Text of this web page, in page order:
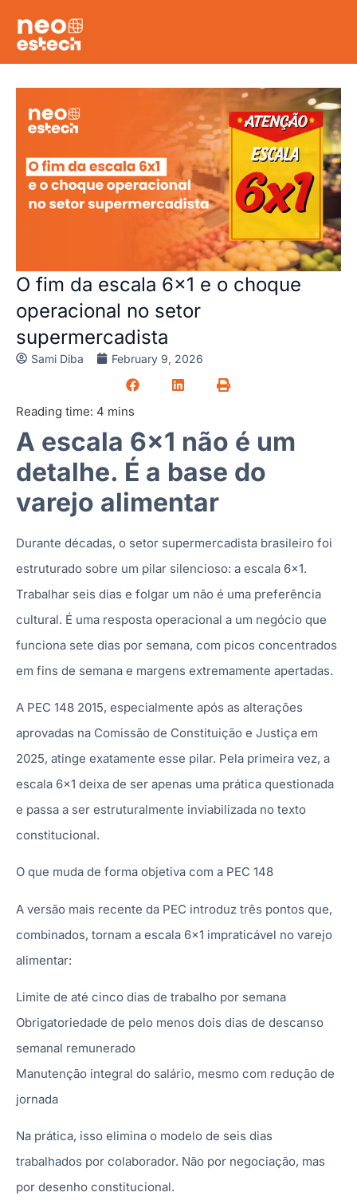
O fim da escala 6×1 e o choque
operacional no setor
supermercadista
Sami Diba February 9, 2026
Reading time: 4 mins
A escala 6×1 não é um
detalhe. É a base do
varejo alimentar
Durante décadas, o setor supermercadista brasileiro foi
estruturado sobre um pilar silencioso: a escala 6×1.
Trabalhar seis dias e folgar um não é uma preferência
cultural. É uma resposta operacional a um negócio que
funciona sete dias por semana, com picos concentrados
em fins de semana e margens extremamente apertadas.
A PEC 148 2015, especialmente após as alterações
aprovadas na Comissão de Constituição e Justiça em
2025, atinge exatamente esse pilar. Pela primeira vez, a
escala 6×1 deixa de ser apenas uma prática questionada
e passa a ser estruturalmente inviabilizada no texto
constitucional.
O que muda de forma objetiva com a PEC 148
A versão mais recente da PEC introduz três pontos que,
combinados, tornam a escala 6×1 impraticável no varejo
alimentar:
Limite de até cinco dias de trabalho por semana
Obrigatoriedade de pelo menos dois dias de descanso
semanal remunerado
Manutenção integral do salário, mesmo com redução de
jornada
Na prática, isso elimina o modelo de seis dias
trabalhados por colaborador. Não por negociação, mas
por desenho constitucional.